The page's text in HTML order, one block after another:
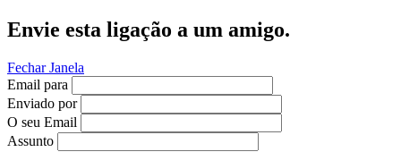
Envie esta ligação a um amigo.
Fechar Janela
Email para
Enviado por
O seu Email
Assunto